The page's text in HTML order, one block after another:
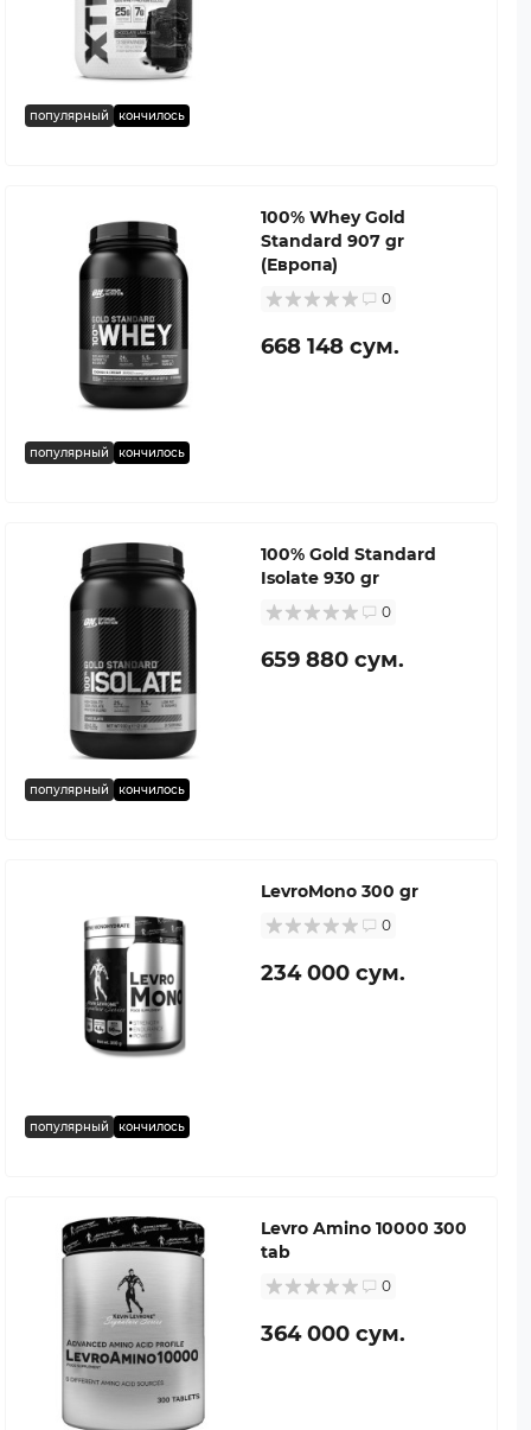
популярный кончилось
популярный кончилось
100% Whey Gold
Standard 907 gr
(Европа)
0
668 148 сум.
популярный кончилось
100% Gold Standard
Isolate 930 gr
0
659 880 сум.
популярный кончилось
LevroMono 300 gr
0
234 000 сум.
Levro Amino 10000 300
tab
0
364 000 сум.